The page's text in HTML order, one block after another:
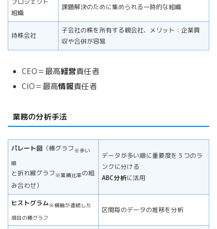
組織
課題解決のために集められる一時的な組織
持株会社
子会社の株を所有する親会社、メリット：企業買
収や合併が容易
CEO＝最高経営責任者
CIO＝最高情報責任者
業務の分析手法
パレート図 （棒グラフ ※多い
順
と折れ線グラフ ※累積比率の組
み合わせ）
データが多い順に重要度を３つのラ
ンクに分ける
ABC分析に活用
ヒストグラム※横軸が連続した
項目の棒グラフ
区間毎のデータの推移を分析